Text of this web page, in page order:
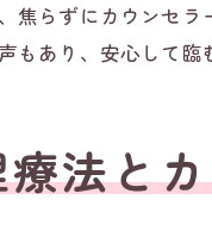
焦らずにカウンセ
もあり、安心して臨
法と